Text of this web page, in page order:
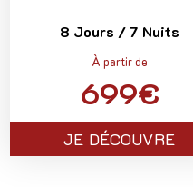
8 Jours / 7 Nuits
À partir de
699€
JE DÉCOUVRE